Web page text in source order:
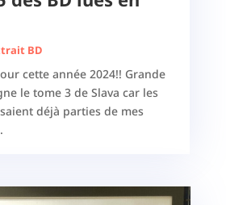
BD
cette année 2024!! Grande
le tome 3 de Slava car les
déjà parties de mes